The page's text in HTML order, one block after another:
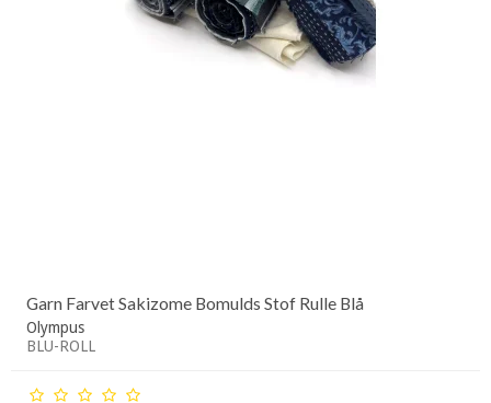
Garn Farvet Sakizome Bomulds Stof Rulle Blå
Olympus
BLU-ROLL